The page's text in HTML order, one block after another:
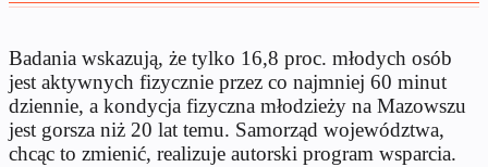
Badania wskazują, że tylko 16,8 proc. młodych osób
jest aktywnych fizycznie przez co najmniej 60 minut
dziennie, a kondycja fizyczna młodzieży na Mazowszu
jest gorsza niż 20 lat temu. Samorząd województwa,
chcąc to zmienić, realizuje autorski program wsparcia.